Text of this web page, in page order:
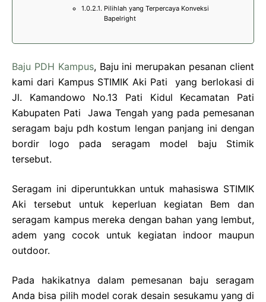
Pilihlah yang Terpercaya Konveksi
Bapelright
Baju PDH Kampus, Baju ini merupakan pesanan client
kami dari Kampus STIMIK Aki Pati yang berlokasi di
Jl. Kamandowo No.13 Pati Kidul Kecamatan Pati
Kabupaten Pati Jawa Tengah yang pada pemesanan
seragam baju pdh kostum lengan panjang ini dengan
bordir logo pada seragam model baju Stimik
tersebut.
Seragam ini diperuntukkan untuk mahasiswa STIMIK
Aki tersebut untuk keperluan kegiatan Bem dan
seragam kampus mereka dengan bahan yang lembut,
adem yang cocok untuk kegiatan indoor maupun
outdoor.
Pada hakikatnya dalam pemesanan baju seragam
Anda bisa pilih model corak desain sesukamu yang di